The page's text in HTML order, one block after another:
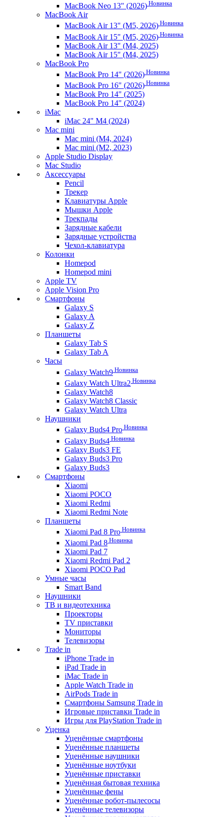
MacBook Neo 13" (2026) Новинка
MacBook Air
MacBook Air 13" (M5, 2026) Новинка
MacBook Air 15" (M5, 2026) Новинка
MacBook Air 13" (M4, 2025)
MacBook Air 15" (M4, 2025)
MacBook Pro
MacBook Pro 14" (2026) Новинка
MacBook Pro 16" (2026) Новинка
MacBook Pro 14" (2025)
MacBook Pro 14" (2024)
iMac
iMac 24" M4 (2024)
Mac mini
Mac mini (M4, 2024)
Mac mini (M2, 2023)
Apple Studio Display
Mac Studio
Аксессуары
Pencil
Трекер
Клавиатуры Apple
Мышки Apple
Трекпады
Зарядные кабели
Зарядные устройства
Чехол-клавиатура
Колонки
Homepod
Homepod mini
Apple TV
Apple Vision Pro
Смартфоны
Galaxy S
Galaxy A
Galaxy Z
Планшеты
Galaxy Tab S
Galaxy Tab A
Часы
Galaxy Watch9 Новинка
Galaxy Watch Ultra2 Новинка
Galaxy Watch8
Galaxy Watch8 Classic
Galaxy Watch Ultra
Наушники
Galaxy Buds4 Pro Новинка
Galaxy Buds4 Новинка
Galaxy Buds3 FE
Galaxy Buds3 Pro
Galaxy Buds3
Смартфоны
Xiaomi
Xiaomi POCO
Xiaomi Redmi
Xiaomi Redmi Note
Планшеты
Xiaomi Pad 8 Pro Новинка
Xiaomi Pad 8 Новинка
Xiaomi Pad 7
Xiaomi Redmi Pad 2
Xiaomi POCO Pad
Умные часы
Smart Band
Наушники
ТВ и видеотехника
Проекторы
TV приставки
Мониторы
Телевизоры
Trade in
iPhone Trade in
iPad Trade in
iMac Trade in
Apple Watch Trade in
AirPods Trade in
Смартфоны Samsung Trade in
Игровые приставки Trade in
Игры для PlayStation Trade in
Уценка
Уценённые смартфоны
Уценённые планшеты
Уценённые наушники
Уценённые ноутбуки
Уценённые приставки
Уценённая бытовая техника
Уценённые фены
Уценённые робот-пылесосы
Уценённые телевизоры